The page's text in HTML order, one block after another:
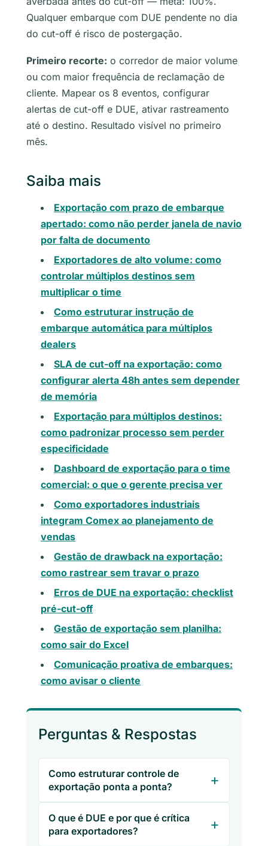
Qualquer embarque com DUE pendente no dia
do cut-off é risco de postergação.
Primeiro recorte: o corredor de maior volume
ou com maior frequência de reclamação de
cliente. Mapear os 8 eventos, configurar
alertas de cut-off e DUE, ativar rastreamento
até o destino. Resultado visível no primeiro
mês.
Saiba mais
Exportação com prazo de embarque
apertado: como não perder janela de navio
por falta de documento
Exportadores de alto volume: como
controlar múltiplos destinos sem
multiplicar o time
Como estruturar instrução de
embarque automática para múltiplos
dealers
SLA de cut-off na exportação: como
configurar alerta 48h antes sem depender
de memória
Exportação para múltiplos destinos:
como padronizar processo sem perder
especificidade
Dashboard de exportação para o time
comercial: o que o gerente precisa ver
Como exportadores industriais
integram Comex ao planejamento de
vendas
Gestão de drawback na exportação:
como rastrear sem travar o prazo
Erros de DUE na exportação: checklist
pré-cut-off
Gestão de exportação sem planilha:
como sair do Excel
Comunicação proativa de embarques:
como avisar o cliente
Perguntas & Respostas
Como estruturar controle de
exportação ponta a ponta?
O que é DUE e por que é crítica
para exportadores?